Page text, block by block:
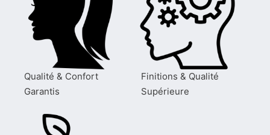
Qualité & Confort
Garantis
Finitions & Qualité
Supérieure